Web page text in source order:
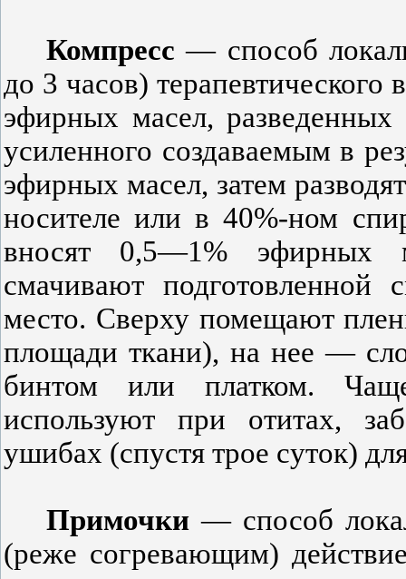
Компресс— способ
до 3 часов) терапевтического
эфирных масел,
усиленного создаваемым в
эфирных масел, затем
носителе или в 40%-ном
вносят 0,5—1% эфирных
смачивают
место. Сверху помещают
площади ткани), на нее —
бинтом или платком.
используют при отитах,
ушибах (спустя трое суток)
Примочки — способ
(реже согревающим)